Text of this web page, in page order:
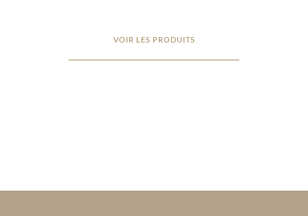
VOIR LES PRODUITS